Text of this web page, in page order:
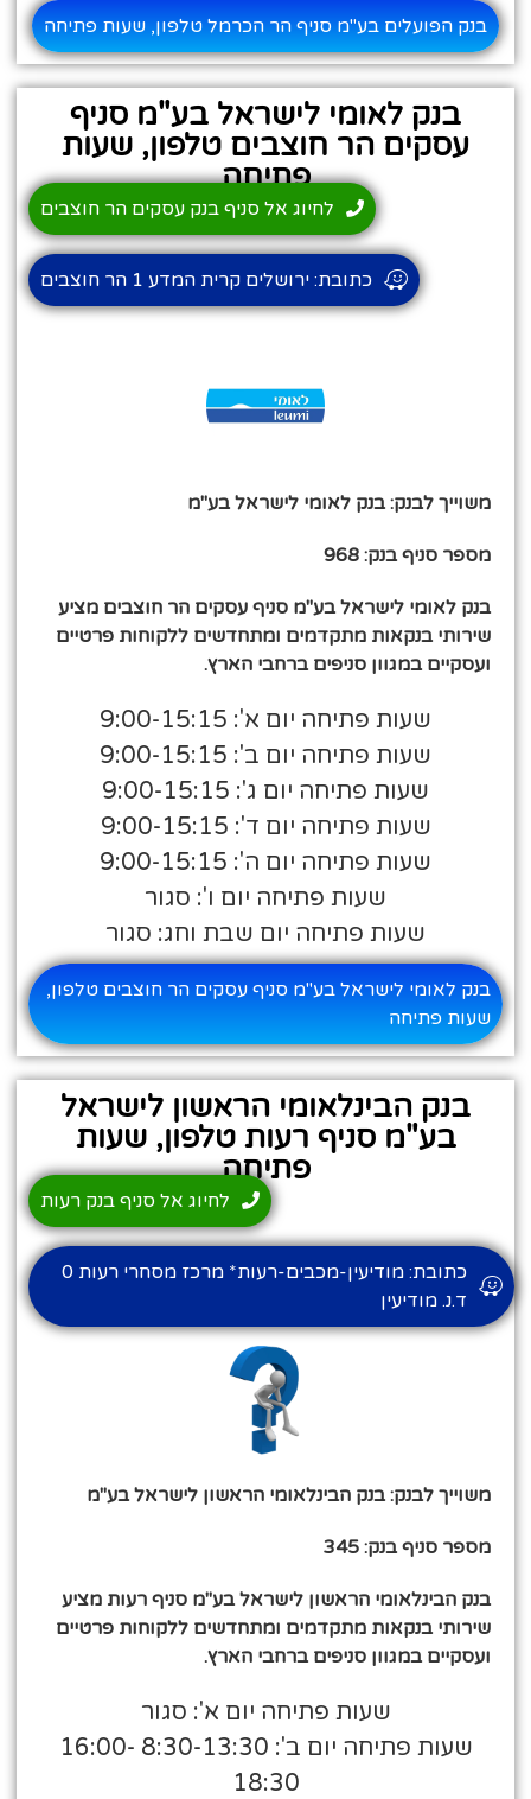
בנק הפועלים בע"מ סניף הר הכרמל טלפון, שעות פתיחה
בנק לאומי לישראל בע"מ סניף
עסקים הר חוצבים טלפון, שעות
פתיחה
משוייך לבנק: בנק לאומי לישראל בע"מ
מספר סניף בנק: 968
בנק לאומי לישראל בע"מ סניף עסקים הר חוצבים מציע
שירותי בנקאות מתקדמים ומתחדשים ללקוחות פרטיים
ועסקיים במגוון סניפים ברחבי הארץ.
שעות פתיחה יום א': 9:00-15:15
שעות פתיחה יום ב': 9:00-15:15
שעות פתיחה יום ג': 9:00-15:15
שעות פתיחה יום ד': 9:00-15:15
שעות פתיחה יום ה': 9:00-15:15
שעות פתיחה יום ו': סגור
שעות פתיחה יום שבת וחג: סגור
לחיוג אל סניף בנק עסקים הר חוצבים
כתובת: ירושלים קרית המדע 1 הר חוצבים
בנק לאומי לישראל בע"מ סניף עסקים הר חוצבים טלפון,
שעות פתיחה
בנק הבינלאומי הראשון לישראל
בע"מ סניף רעות טלפון, שעות
פתיחה
משוייך לבנק: בנק הבינלאומי הראשון לישראל בע"מ
מספר סניף בנק: 345
בנק הבינלאומי הראשון לישראל בע"מ סניף רעות מציע
שירותי בנקאות מתקדמים ומתחדשים ללקוחות פרטיים
ועסקיים במגוון סניפים ברחבי הארץ.
שעות פתיחה יום א': סגור
שעות פתיחה יום ב': 8:30-13:30 16:00-
18:30
לחיוג אל סניף בנק רעות
כתובת: מודיעין-מכבים-רעות* מרכז מסחרי רעות 0
ד.נ. מודיעין